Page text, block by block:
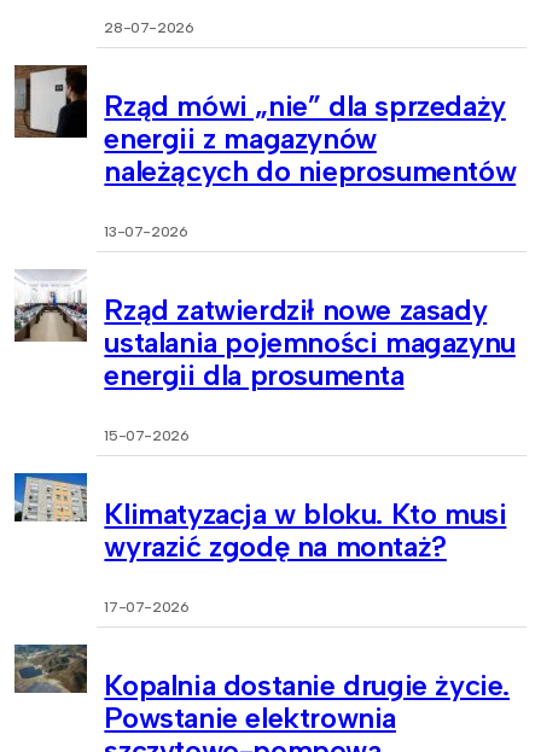
28-07-2026
Rząd mówi „nie” dla sprzedaży
energii z magazynów
należących do nieprosumentów
13-07-2026
Rząd zatwierdził nowe zasady
ustalania pojemności magazynu
energii dla prosumenta
15-07-2026
Klimatyzacja w bloku. Kto musi
wyrazić zgodę na montaż?
17-07-2026
Kopalnia dostanie drugie życie.
Powstanie elektrownia